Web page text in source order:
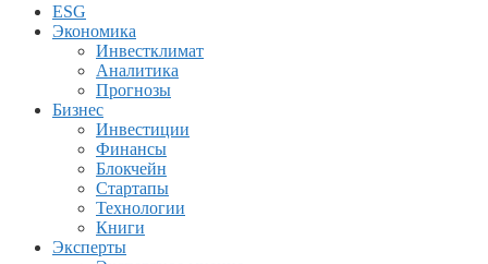
ESG
Экономика
Инвестклимат
Аналитика
Прогнозы
Бизнес
Инвестиции
Финансы
Блокчейн
Стартапы
Технологии
Книги
Эксперты